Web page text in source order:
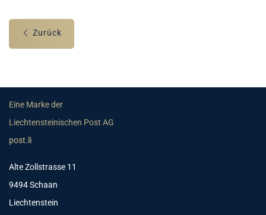
Zurück
Eine Marke der
Liechtensteinischen Post AG
post.li
Alte Zollstrasse 11
9494 Schaan
Liechtenstein